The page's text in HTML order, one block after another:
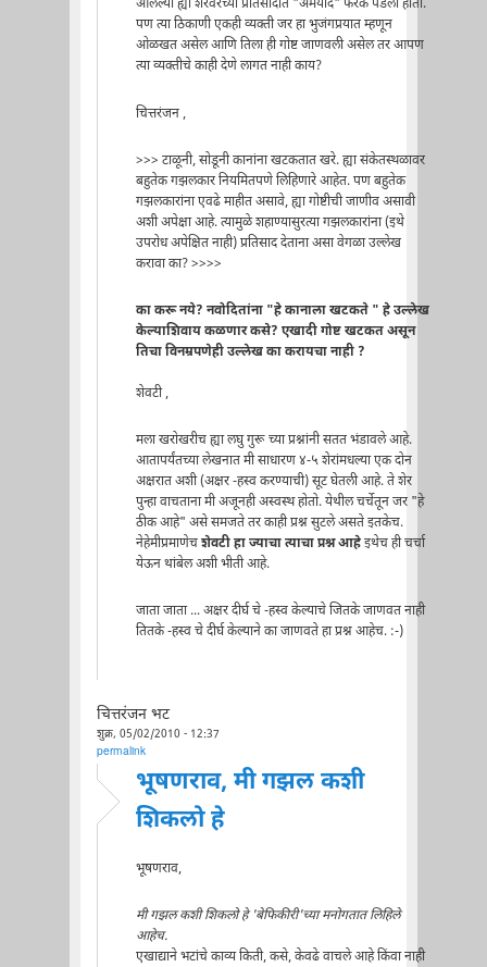
आलेल्या ह्या शेरवरच्या प्रतिसादात "अमर्याद" फरक पडला होता.
पण त्या ठिकाणी एकही व्यक्ती जर हा भुजंगप्रयात म्हणून
ओळखत असेल आणि तिला ही गोष्ट जाणवली असेल तर आपण
त्या व्यक्तीचे काही देणे लागत नाही काय?
चित्तरंजन ,
>>> टाळूनी, सोडूनी कानांना खटकतात खरे. ह्या संकेतस्थळावर
बहुतेक गझलकार नियमितपणे लिहिणारे आहेत. पण बहुतेक
गझलकारांना एवढे माहीत असावे, ह्या गोष्टीची जाणीव असावी
अशी अपेक्षा आहे. त्यामुळे शहाण्यासुरत्या गझलकारांना (इथे
उपरोध अपेक्षित नाही) प्रतिसाद देताना असा वेगळा उल्लेख
करावा का? >>>>
का करू नये? नवोदितांना "हे कानाला खटकते " हे उल्लेख
केल्याशिवाय कळणार कसे? एखादी गोष्ट खटकत असून
तिचा विनम्रपणेही उल्लेख का करायचा नाही ?
शेवटी ,
मला खरोखरीच ह्या लघु गुरू च्या प्रश्नांनी सतत भंडावले आहे.
आतापर्यंतच्या लेखनात मी साधारण ४-५ शेरांमधल्या एक दोन
अक्षरात अशी (अक्षर -हस्व करण्याची) सूट घेतली आहे. ते शेर
पुन्हा वाचताना मी अजूनही अस्वस्थ होतो. येथील चर्चेतून जर "हे
ठीक आहे" असे समजते तर काही प्रश्न सुटले असते इतकेच.
नेहेमीप्रमाणेचशेवटी हा ज्याचा त्याचा प्रश्न आहेइथेच ही चर्चा
येऊन थांबेल अशी भीती आहे.
जाता जाता ... अक्षर दीर्घ चे -हस्व केल्याचे जितके जाणवत नाही
तितके -हस्व चे दीर्घ केल्याने का जाणवते हा प्रश्न आहेच. :-)
चित्तरंजन भट
शुक्र, 05/02/2010 - 12:37
permalink
भूषणराव, मी गझल कशी
शिकलो हे
भूषणराव,
मी गझल कशी शिकलो हे 'बेफिकीरी'च्या मनोगतात लिहिले
आहेच.
एखाद्याने भटांचे काव्य किती, कसे, केवढे वाचले आहे किंवा नाही